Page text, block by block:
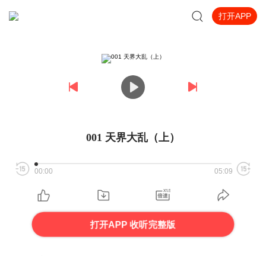
打开APP
001 天界大乱（上）
00:00 05:09
打开APP 收听完整版